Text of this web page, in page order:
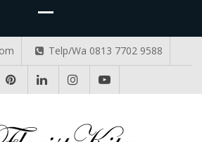
Telp/Wa 0813 7702 9588